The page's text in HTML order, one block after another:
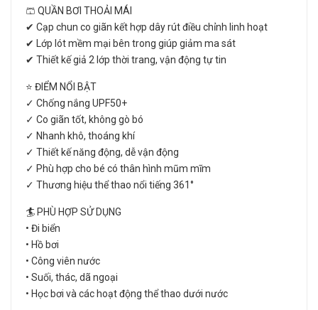
🩳 QUẦN BƠI THOẢI MÁI
✔ Cạp chun co giãn kết hợp dây rút điều chỉnh linh hoạt
✔ Lớp lót mềm mại bên trong giúp giảm ma sát
✔ Thiết kế giả 2 lớp thời trang, vận động tự tin
⭐ ĐIỂM NỔI BẬT
✓ Chống nắng UPF50+
✓ Co giãn tốt, không gò bó
✓ Nhanh khô, thoáng khí
✓ Thiết kế năng động, dễ vận động
✓ Phù hợp cho bé có thân hình mũm mĩm
✓ Thương hiệu thể thao nổi tiếng 361°
🏄 PHÙ HỢP SỬ DỤNG
• Đi biển
• Hồ bơi
• Công viên nước
• Suối, thác, dã ngoại
• Học bơi và các hoạt động thể thao dưới nước